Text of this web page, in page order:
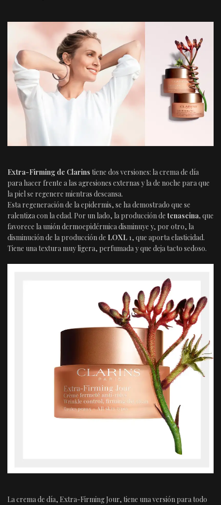
Extra-Firming de Clarins tiene dos versiones: la crema de día
para hacer frente a las agresiones externas y la de noche para que
la piel se regenere mientras descansa.
Esta regeneración de la epidermis, se ha demostrado que se
ralentiza con la edad. Por un lado, la producción de tenascina, que
favorece la unión dermoepidérmica disminuye y, por otro, la
disminución de la producción de LOXL 1, que aporta elasticidad.
Tiene una textura muy ligera, perfumada y que deja tacto sedoso.
La crema de día, Extra-Firming Jour, tiene una versión para todo